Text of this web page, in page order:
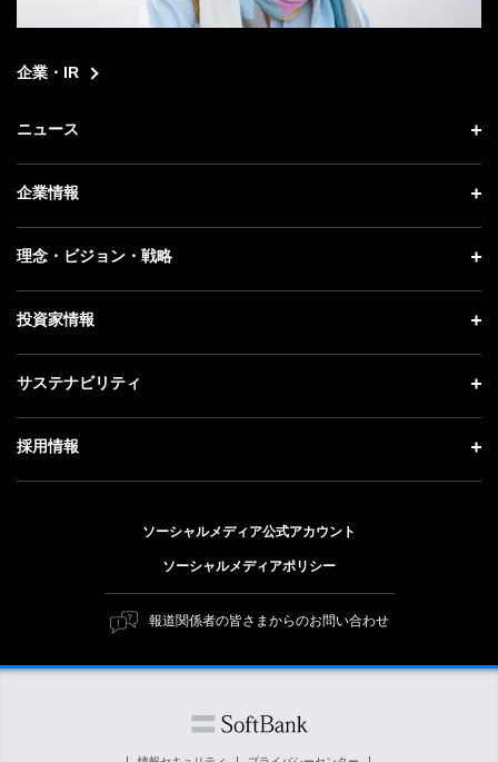
企業・IR
ニュース
ニュース トップ
プレスリリース
更新情報
企業情報
企業情報 トップ
社長メッセージ
事業紹介
理念・ビジョン・戦略
理念・ビジョン・戦略 トップ
成長戦略「Activate AI for Society」
人材戦略
投資家情報
投資家情報 トップ
経営方針
サステナビリティ
サステナビリティ トップ
トップメッセージ
ESG方針・体制
マテリアリティ（重要課題）
ESGの主な取り組み
外部評価・イニシアチブ
採用情報
キャリア採用
障がい者採用
ソーシャルメディア公式アカウント
ソーシャルメディアポリシー
報道関係者の皆さまからのお問い合わせ